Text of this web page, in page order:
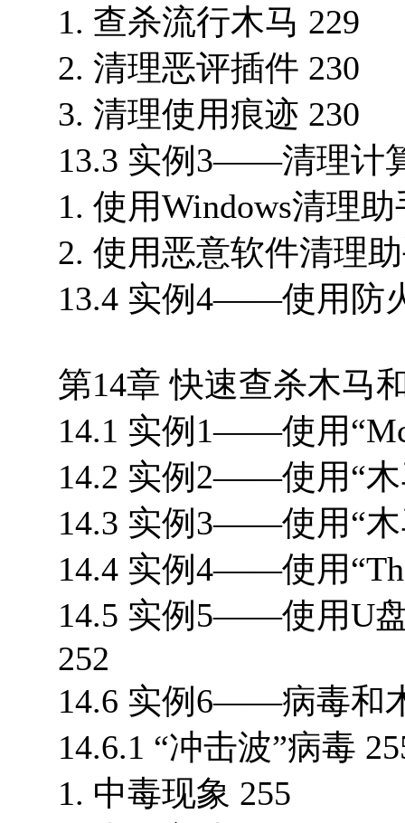
1. 查杀流行木马 229
2. 清理恶评插件 230
3. 清理使用痕迹 230
13.3 实例3——清理计
1. 使用Windows清理
2. 使用恶意软件清理
13.4 实例4——使用防
第14章 快速查杀木马
14.1 实例1——使用
14.2 实例2——使用“木
14.3 实例3——使用“木
14.4 实例4——使用
14.5 实例5——使用U
252
14.6 实例6——病毒和
14.6.1 “冲击波”病毒
1. 中毒现象 255